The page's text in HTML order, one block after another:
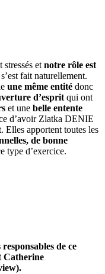
stressés et notre rôle est
fait naturellement.
une même entité donc
d’esprit qui ont
et une belle entente
d’avoir Zlatka DENIE
apportent toutes les
de bonne
type d’exercice.
de ce
Catherine